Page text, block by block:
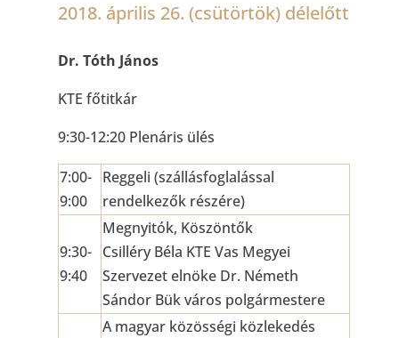
2018. április 26. (csütörtök) délelőtt
Dr. Tóth János
KTE főtitkár
9:30-12:20 Plenáris ülés
7:00-
9:00
Reggeli (szállásfoglalással
rendelkezők részére)
9:30-
9:40
Megnyitók, Köszöntők
Csilléry Béla KTE Vas Megyei
Szervezet elnöke Dr. Németh
Sándor Bük város polgármestere
A magyar közösségi közlekedés